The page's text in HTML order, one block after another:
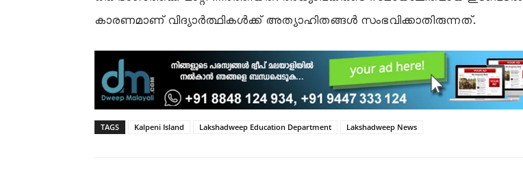
കാരണമാണ് വിദ്യാർത്ഥികൾക്ക് അത്യാഹിതങ്ങൾ സംഭവിക്കാതിരുന്നത്.
TAGS Kalpeni Island Lakshadweep Education Department Lakshadweep News